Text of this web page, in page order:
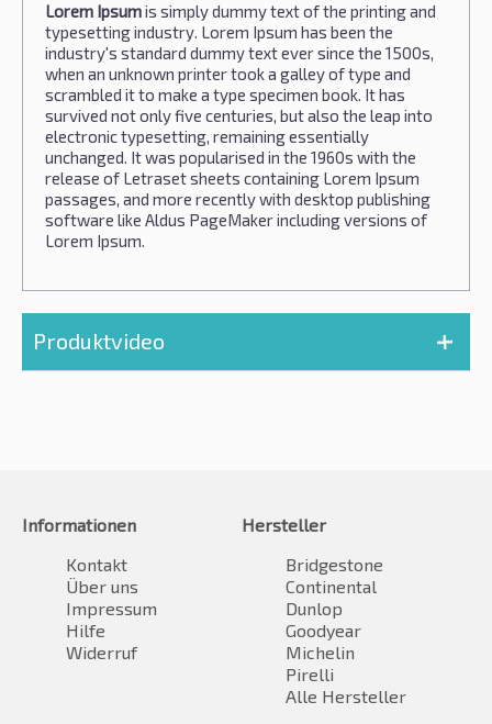
Lorem Ipsumis simply dummy text of the printing and
typesetting industry. Lorem Ipsum has been the
industry's standard dummy text ever since the 1500s,
when an unknown printer took a galley of type and
scrambled it to make a type specimen book. It has
survived not only five centuries, but also the leap into
electronic typesetting, remaining essentially
unchanged. It was popularised in the 1960s with the
release of Letraset sheets containing Lorem Ipsum
passages, and more recently with desktop publishing
software like Aldus PageMaker including versions of
Lorem Ipsum.
Produktvideo
Informationen
Kontakt
Über uns
Impressum
Hilfe
Widerruf
Hersteller
Bridgestone
Continental
Dunlop
Goodyear
Michelin
Pirelli
Alle Hersteller